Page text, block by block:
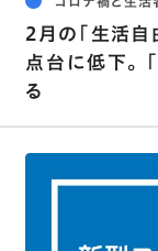
2月の｢生活
点台に低下｡
る